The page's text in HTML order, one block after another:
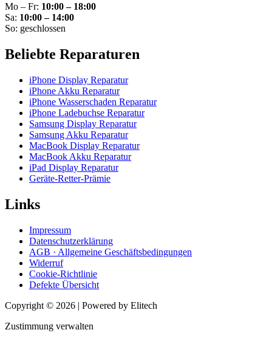
Mo – Fr: 10:00 – 18:00
Sa: 10:00 – 14:00
So: geschlossen
Beliebte Reparaturen
iPhone Display Reparatur
iPhone Akku Reparatur
iPhone Wasserschaden Reparatur
iPhone Ladebuchse Reparatur
Samsung Display Reparatur
Samsung Akku Reparatur
MacBook Display Reparatur
MacBook Akku Reparatur
iPad Display Reparatur
Geräte-Retter-Prämie
Links
Impressum
Datenschutzerklärung
AGB · Allgemeine Geschäftsbedingungen
Widerruf
Cookie-Richtlinie
Defekte Übersicht
Copyright © 2026 | Powered by Elitech
Zustimmung verwalten